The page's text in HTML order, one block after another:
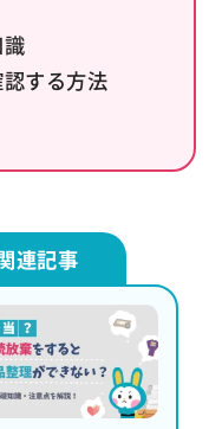
する方法